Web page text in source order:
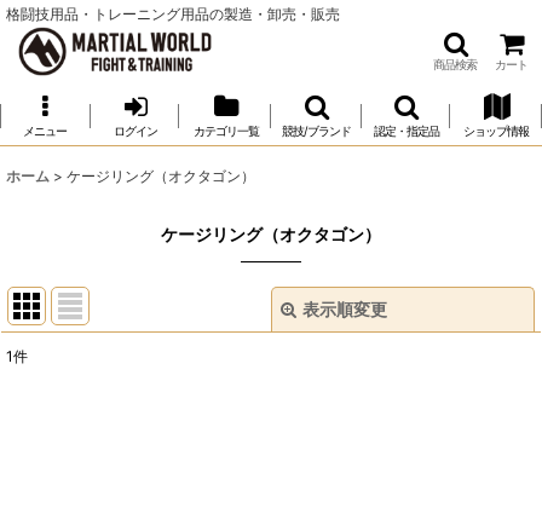
格闘技用品・トレーニング用品の製造・卸売・販売
商品検索 カート
メニュー ログイン カテゴリ一覧 競技/ブランド 認定・指定品 ショップ情報
ホーム > ケージリング（オクタゴン）
ケージリング（オクタゴン）
表示順変更
1件